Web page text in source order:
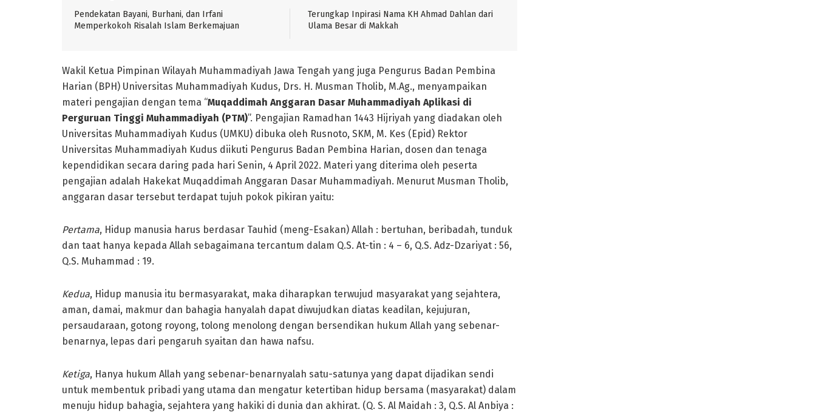
Pendekatan Bayani, Burhani, dan Irfani
Memperkokoh Risalah Islam Berkemajuan
Terungkap Inpirasi Nama KH Ahmad Dahlan dari
Ulama Besar di Makkah
Wakil Ketua Pimpinan Wilayah Muhammadiyah Jawa Tengah yang juga Pengurus Badan Pembina
Harian (BPH) Universitas Muhammadiyah Kudus, Drs. H. Musman Tholib, M.Ag., menyampaikan
materi pengajian dengan tema “Muqaddimah Anggaran Dasar Muhammadiyah Aplikasi di
Perguruan Tinggi Muhammadiyah (PTM)”. Pengajian Ramadhan 1443 Hijriyah yang diadakan oleh
Universitas Muhammadiyah Kudus (UMKU) dibuka oleh Rusnoto, SKM, M. Kes (Epid) Rektor
Universitas Muhammadiyah Kudus diikuti Pengurus Badan Pembina Harian, dosen dan tenaga
kependidikan secara daring pada hari Senin, 4 April 2022. Materi yang diterima oleh peserta
pengajian adalah Hakekat Muqaddimah Anggaran Dasar Muhammadiyah. Menurut Musman Tholib,
anggaran dasar tersebut terdapat tujuh pokok pikiran yaitu:
Pertama, Hidup manusia harus berdasar Tauhid (meng-Esakan) Allah : bertuhan, beribadah, tunduk
dan taat hanya kepada Allah sebagaimana tercantum dalam Q.S. At-tin : 4 – 6, Q.S. Adz-Dzariyat : 56,
Q.S. Muhammad : 19.
Kedua, Hidup manusia itu bermasyarakat, maka diharapkan terwujud masyarakat yang sejahtera,
aman, damai, makmur dan bahagia hanyalah dapat diwujudkan diatas keadilan, kejujuran,
persaudaraan, gotong royong, tolong menolong dengan bersendikan hukum Allah yang sebenar-
benarnya, lepas dari pengaruh syaitan dan hawa nafsu.
Ketiga, Hanya hukum Allah yang sebenar-benarnyalah satu-satunya yang dapat dijadikan sendi
untuk membentuk pribadi yang utama dan mengatur ketertiban hidup bersama (masyarakat) dalam
menuju hidup bahagia, sejahtera yang hakiki di dunia dan akhirat. (Q. S. Al Maidah : 3, Q.S. Al Anbiya :